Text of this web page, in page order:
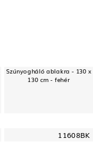
Szúnyogháló ablakra - 130 x
130 cm - fehér
11608BK